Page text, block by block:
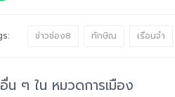
ข่าวช่อง8 ทักษิณ เรือนจำ
น ๆ ใน หมวดการเมือง